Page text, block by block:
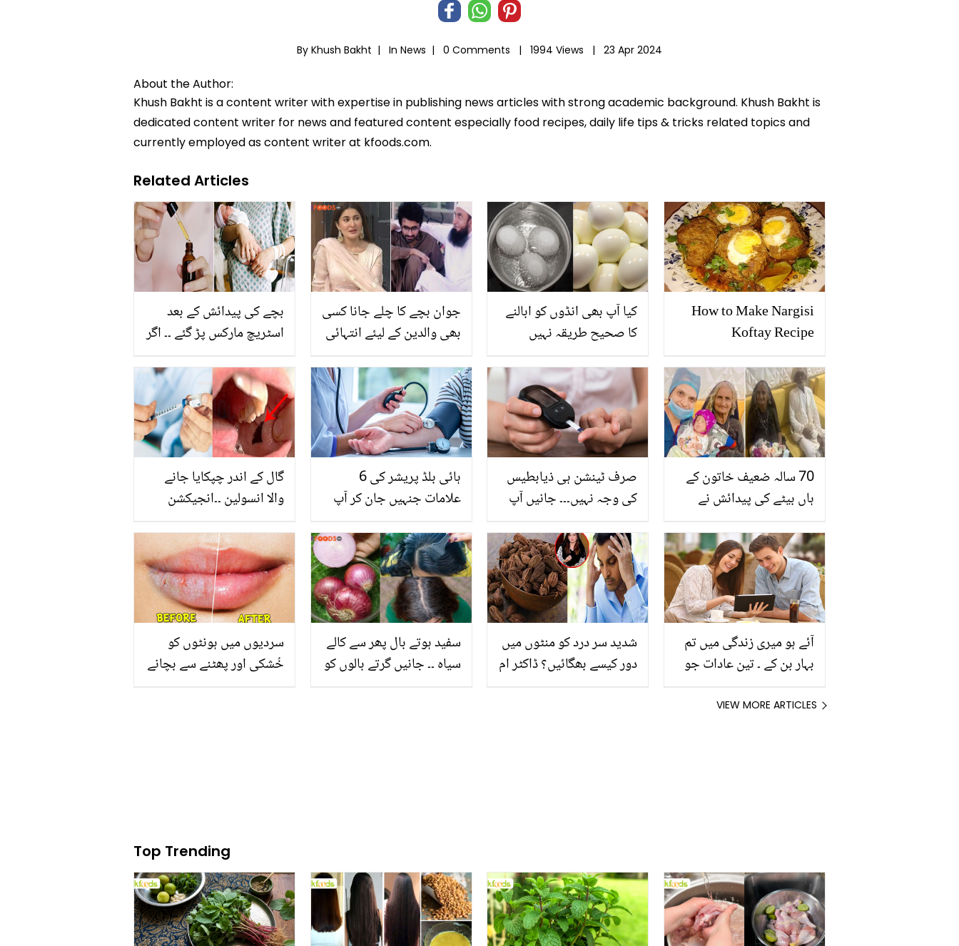
By Khush Bakht | In News | 0 Comments | 1994 Views | 23 Apr 2024
About the Author:
Khush Bakht is a content writer with expertise in publishing news articles with strong academic background. Khush Bakht is
dedicated content writer for news and featured content especially food recipes, daily life tips & tricks related topics and
currently employed as content writer at kfoods.com.
Related Articles
بچے کی پیدائش کے بعد
اسٹریچ مارکس پڑ گئے ۔۔ اگر
کو ختم کرنا چاہتی ہیں تو
یہ طریقے اپنائیں اور جلد
کی خوبصورتی بڑھائیں
جوان بچے کا چلے جانا کسی
بھی والدین کے لیئے انتہائی
شخصیات مولانا طارق
جمیل کے دکھ میں برابر کے
شریک
کیا آپ بھی انڈوں کو ابالنے
کا صحیح طریقہ نہیں
دوران انڈہ ٹوٹے بھی نہیں
اور چھلکا بھی آسانی سے
اتر جائے، ابھی یہ طریقہ
آزمائیں اور گرما گرم انڈوں
کا لطف اٹھائیں
How to Make Nargisi
Koftay Recipe
گال کے اندر چپکایا جانے
والا انسولین ۔۔انجیکشن
کرے آپ کی شوگر کنٹرول
ہائی بلڈ پریشر کی 6
علامات جنہیں جان کر آپ
ہیں
صرف ٹینشن ہی ذیابطیس
کی وجہ نہیں۔۔۔ جانیں آپ
ذیابطیس کا خطرہ بڑھا
سکتی ہیں؟
70 سالہ ضعیف خاتون کے
ہاں بیٹے کی پیدائش نے
سردیوں میں ہونٹوں کو
خُشکی اور پھٹنے سے بچانے
سفید ہوتے بال پھر سے کالے
سیاہ ۔۔ جانیں گرتے بالوں کو
شدید سر درد کو منٹوں میں
دور کیسے بھگائیں؟ ڈاکٹر ام
آئے ہو میری زندگی میں تم
بہار بن کے ۔ تین عادات جو
بہتر اور پرسکون بناتی
VIEW MORE ARTICLES
Top Trending